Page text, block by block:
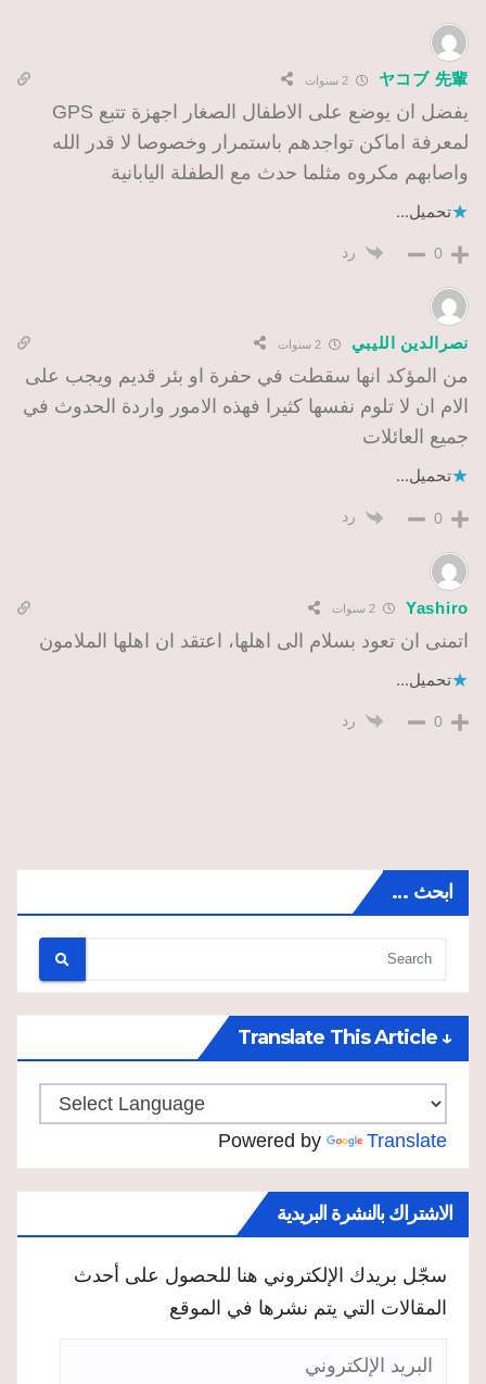
ヤコブ 先輩 2 سنوات
يفضل ان يوضع على الاطفال الصغار اجهزة تتبع GPS
لمعرفة اماكن تواجدهم باستمرار وخصوصا لا قدر الله
واصابهم مكروه مثلما حدث مع الطفلة اليابانية
تحميل...
0 رد
نصرالدين الليبي 2 سنوات
من المؤكد انها سقطت في حفرة او بئر قديم ويجب على
الام ان لا تلوم نفسها كثيرا فهذه الامور واردة الحدوث في
جميع العائلات
تحميل...
0 رد
Yashiro
اتمنى ان تعود بسلام الى اهلها، اعتقد ان اهلها الملامون
تحميل...
0 رد
ابحث …
↓ Translate This Article
Powered by Translate
الاشتراك بالنشرة البريدية
سجّل بريدك الإلكتروني هنا للحصول على أحدث
المقالات التي يتم نشرها في الموقع
البريد